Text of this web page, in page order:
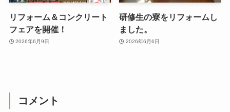
リフォーム＆コンクリート
フェアを開催！
2026年6月9日
研修生の寮をリフォームし
ました。
2026年6月6日
コメント